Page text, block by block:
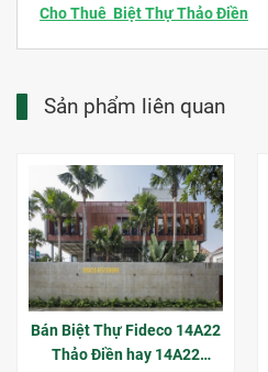
Cho Thuê Biệt Thự Thảo Điền
Sản phẩm liên quan
Bán Biệt Thự Fideco 14A22
Thảo Điền hay 14A22